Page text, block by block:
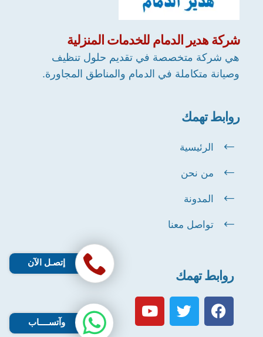
شركةهدير الدمام للخدمات المنزلية
هي شركة متخصصة في تقديم حلول تنظيف
وصيانة متكاملة في الدمام والمناطق المجاورة.
روابط تهمك
الرئيسية
من نحن
المدونة
تواصل معنا
روابط تهمك
إتصـل الآن
وآتســــاب